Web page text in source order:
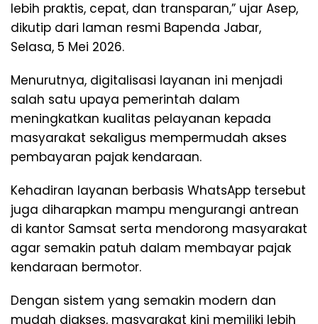
lebih praktis, cepat, dan transparan,” ujar Asep,
dikutip dari laman resmi Bapenda Jabar,
Selasa, 5 Mei 2026.
Menurutnya, digitalisasi layanan ini menjadi
salah satu upaya pemerintah dalam
meningkatkan kualitas pelayanan kepada
masyarakat sekaligus mempermudah akses
pembayaran pajak kendaraan.
Kehadiran layanan berbasis WhatsApp tersebut
juga diharapkan mampu mengurangi antrean
di kantor Samsat serta mendorong masyarakat
agar semakin patuh dalam membayar pajak
kendaraan bermotor.
Dengan sistem yang semakin modern dan
mudah diakses, masyarakat kini memiliki lebih